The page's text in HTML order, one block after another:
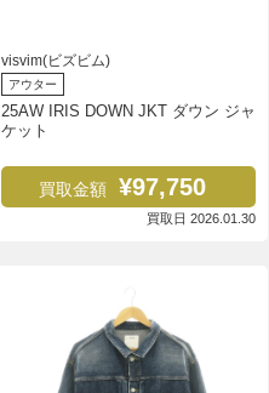
visvim(ビズビム)
アウター
25AW IRIS DOWN JKT ダウン ジャ
ケット
買取金額 ¥97,750
買取日 2026.01.30